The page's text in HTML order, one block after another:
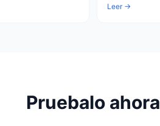
Leer →
Pruebalo ahora